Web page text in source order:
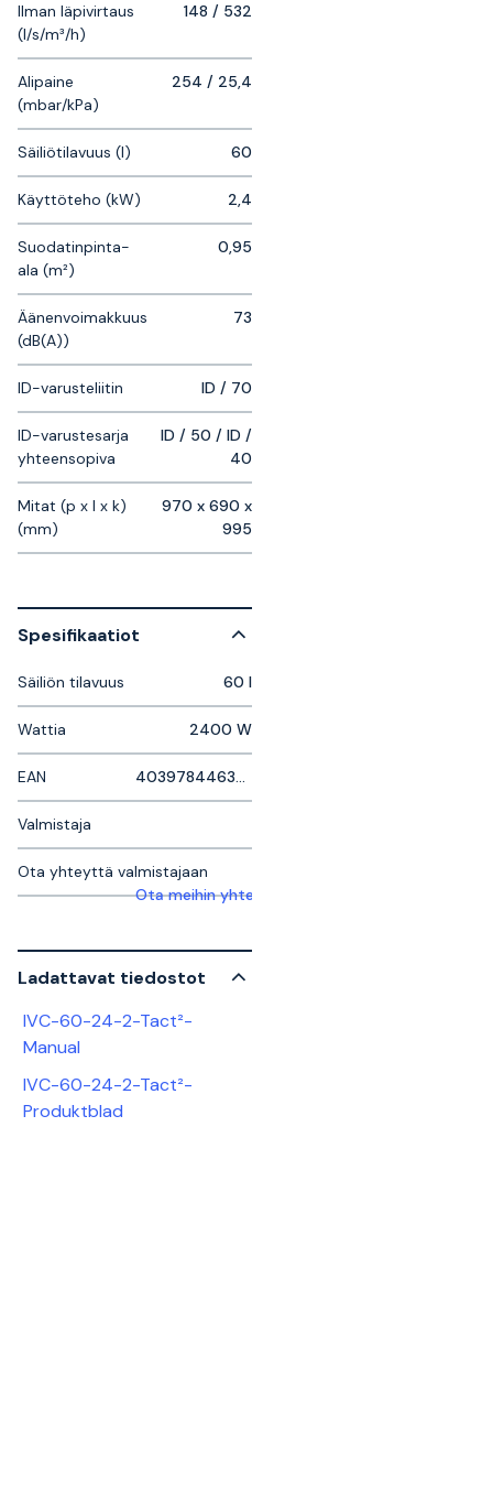
Ilman läpivirtaus
(l/s/m³/h)
148 / 532
Alipaine
(mbar/kPa)
254 / 25,4
Säiliötilavuus (l) 60
Käyttöteho (kW) 2,4
Suodatinpinta-
ala (m²)
0,95
Äänenvoimakkuus
(dB(A))
73
ID-varusteliitin ID / 70
ID-varustesarja
yhteensopiva
ID / 50 / ID /
40
Mitat (p x l x k)
(mm)
970 x 690 x
995
Spesifikaatiot
Säiliön tilavuus 60 l
Wattia 2400 W
EAN 4039784463691
Valmistaja
Ota yhteyttä valmistajaan
Ota meihin yhteyttä saadaksesi lisätietoja
Ladattavat tiedostot
IVC-60-24-2-Tact²-
Manual
IVC-60-24-2-Tact²-
Produktblad